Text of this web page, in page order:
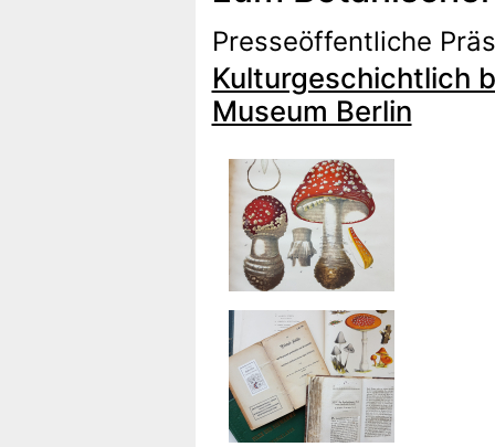
Presseöffentliche
Kulturgeschichtlich
Museum Berlin